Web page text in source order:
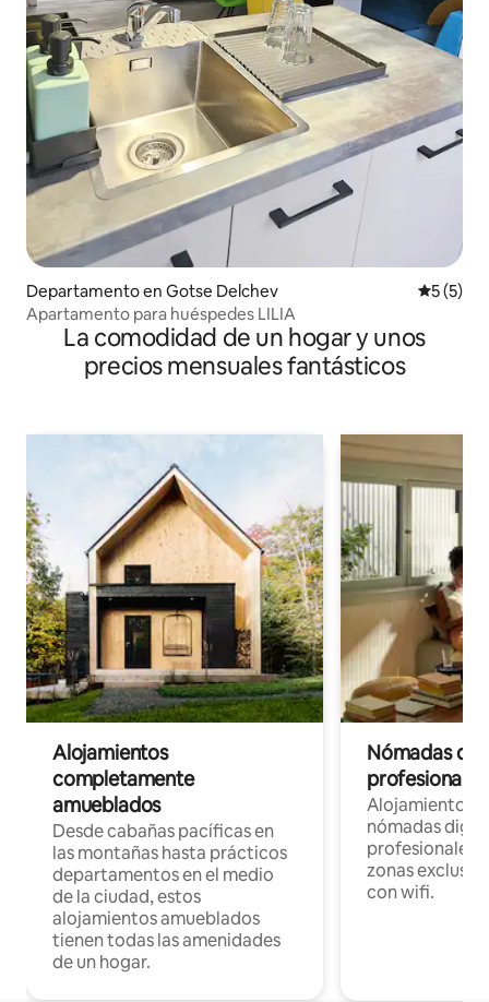
Departamento en Gotse Delchev
5 (5)
Apartamento para huéspedes LILIA
La comodidad de un hogar y unos
precios mensuales fantásticos
Alojamientos
completamente
amueblados
Desde cabañas pacíficas en
las montañas hasta prácticos
departamentos en el medio
de la ciudad, estos
alojamientos amueblados
tienen todas las amenidades
de un hogar.
Nómadas
Alojamientos
nómadas
profesionales
zonas
con wifi.